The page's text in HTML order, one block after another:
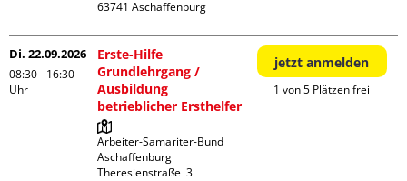
Di. 22.09.2026
08:30 - 16:30
Uhr
Erste-Hilfe
Grundlehrgang /
Ausbildung
betrieblicher Ersthelfer
Arbeiter-Samariter-Bund
Aschaffenburg
Theresienstraße  3
jetzt anmelden
1 von 5 Plätzen frei